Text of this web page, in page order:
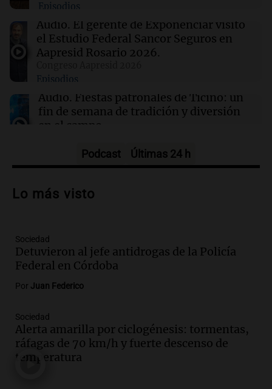
Acuerdo entre Irán y Omán, bajas israelíes en
Líbano y otros eventos en Oriente Medio
06:03 Tecnología
de visas de OpenAI para empleados
extranjeros
Episodios
Audio. El gerente de Exponenciar visitó
el Estudio Federal Sancor Seguros en
Aapresid Rosario 2026.
Episodios
Audio. Fiestas patronales de Ticino: un
fin de semana de tradición y diversión
en el campo
Audio.Preparativos para la feria en La
de apertura
Audio.
lluvias, senadores manifiestan
oposición a ley de tierras
Panorama Federal
Audio.
centro de esquí Penitentes Park tras
siete años de cierre por falta de nieve
Panorama Federal
Podcast Últimas 24 h
Lo más visto
Sociedad
Detuvieron al jefe antidrogas de la Policía
Federal en Córdoba
Por Juan Federico
Sociedad
Alerta amarilla por ciclogénesis: tormentas,
ráfagas de 70 km/h y fuerte descenso de
temperatura